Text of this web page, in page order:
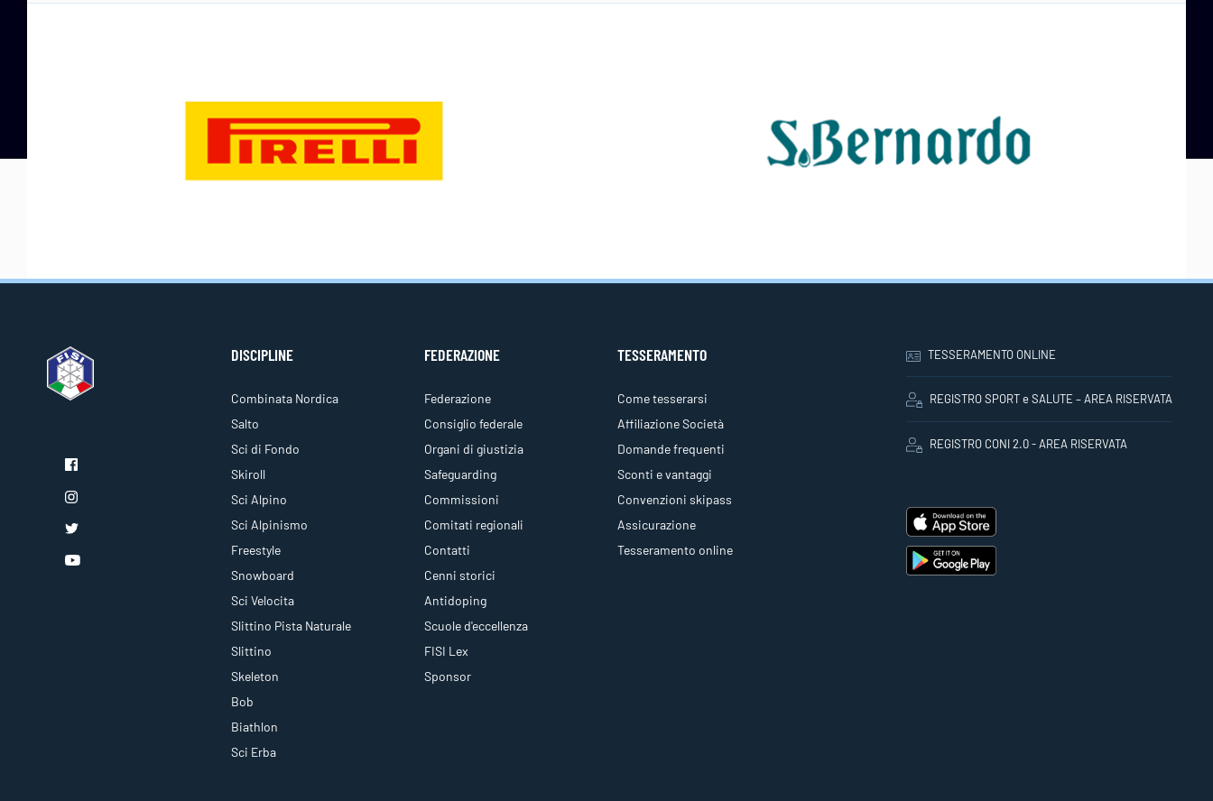
DISCIPLINE
Combinata Nordica
Salto
Sci di Fondo
Skiroll
Sci Alpino
Sci Alpinismo
Freestyle
Snowboard
Sci Velocita
Slittino Pista Naturale
Slittino
Skeleton
Bob
Biathlon
Sci Erba
FEDERAZIONE
Federazione
Consiglio federale
Organi di giustizia
Safeguarding
Commissioni
Comitati regionali
Contatti
Cenni storici
Antidoping
Scuole d'eccellenza
FISI Lex
Sponsor
TESSERAMENTO
Come tesserarsi
Affiliazione Società
Domande frequenti
Sconti e vantaggi
Convenzioni skipass
Assicurazione
Tesseramento online
TESSERAMENTO ONLINE
REGISTRO SPORT e SALUTE – AREA RISERVATA
REGISTRO CONI 2.0 - AREA RISERVATA